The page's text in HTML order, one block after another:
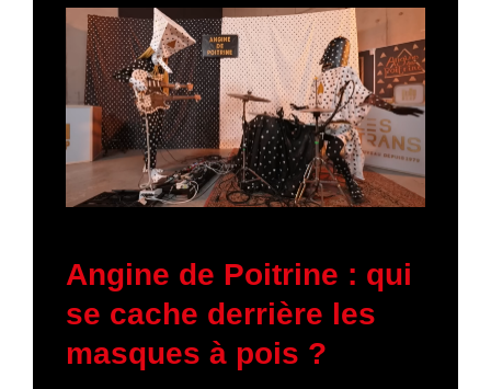
Angine de Poitrine : qui
se cache derrière les
masques à pois ?